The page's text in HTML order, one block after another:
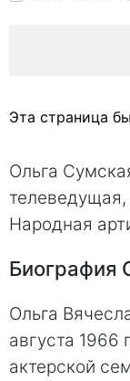
Эта страница
Ольга
телеведущая,
Народная
Биография
Ольга
августа 1966
актерской